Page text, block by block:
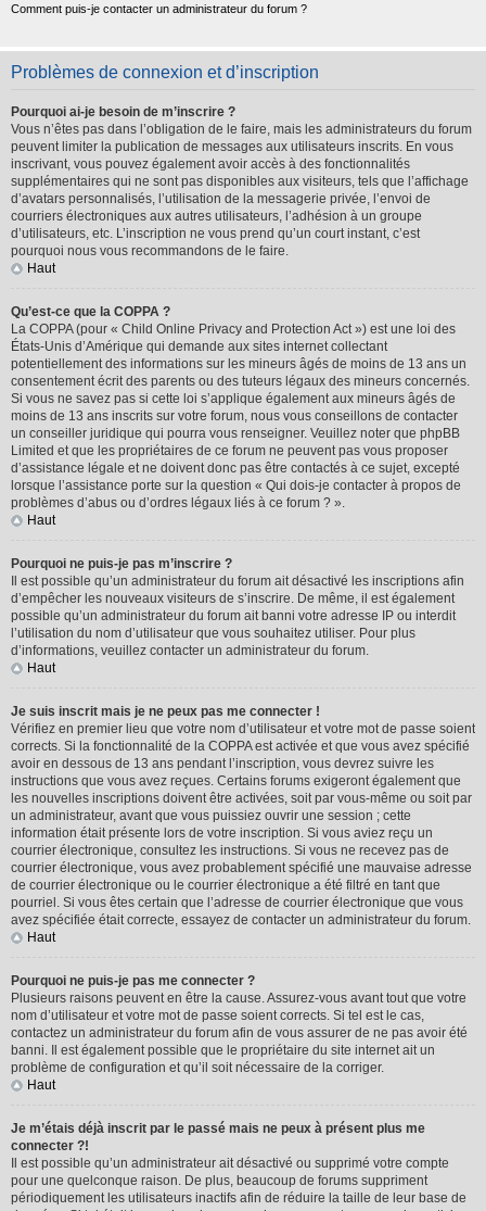
Comment puis-je contacter un administrateur du forum ?
Problèmes de connexion et d’inscription
Pourquoi ai-je besoin de m’inscrire ?
Vous n’êtes pas dans l’obligation de le faire, mais les administrateurs du forum
peuvent limiter la publication de messages aux utilisateurs inscrits. En vous
inscrivant, vous pouvez également avoir accès à des fonctionnalités
supplémentaires qui ne sont pas disponibles aux visiteurs, tels que l’affichage
d’avatars personnalisés, l’utilisation de la messagerie privée, l’envoi de
courriers électroniques aux autres utilisateurs, l’adhésion à un groupe
d’utilisateurs, etc. L’inscription ne vous prend qu’un court instant, c’est
pourquoi nous vous recommandons de le faire.
Haut
Qu’est-ce que la COPPA ?
La COPPA (pour « Child Online Privacy and Protection Act ») est une loi des
États-Unis d’Amérique qui demande aux sites internet collectant
potentiellement des informations sur les mineurs âgés de moins de 13 ans un
consentement écrit des parents ou des tuteurs légaux des mineurs concernés.
Si vous ne savez pas si cette loi s’applique également aux mineurs âgés de
moins de 13 ans inscrits sur votre forum, nous vous conseillons de contacter
un conseiller juridique qui pourra vous renseigner. Veuillez noter que phpBB
Limited et que les propriétaires de ce forum ne peuvent pas vous proposer
d’assistance légale et ne doivent donc pas être contactés à ce sujet, excepté
lorsque l’assistance porte sur la question « Qui dois-je contacter à propos de
problèmes d’abus ou d’ordres légaux liés à ce forum ? ».
Haut
Pourquoi ne puis-je pas m’inscrire ?
Il est possible qu’un administrateur du forum ait désactivé les inscriptions afin
d’empêcher les nouveaux visiteurs de s’inscrire. De même, il est également
possible qu’un administrateur du forum ait banni votre adresse IP ou interdit
l’utilisation du nom d’utilisateur que vous souhaitez utiliser. Pour plus
d’informations, veuillez contacter un administrateur du forum.
Haut
Je suis inscrit mais je ne peux pas me connecter !
Vérifiez en premier lieu que votre nom d’utilisateur et votre mot de passe soient
corrects. Si la fonctionnalité de la COPPA est activée et que vous avez spécifié
avoir en dessous de 13 ans pendant l’inscription, vous devrez suivre les
instructions que vous avez reçues. Certains forums exigeront également que
les nouvelles inscriptions doivent être activées, soit par vous-même ou soit par
un administrateur, avant que vous puissiez ouvrir une session ; cette
information était présente lors de votre inscription. Si vous aviez reçu un
courrier électronique, consultez les instructions. Si vous ne recevez pas de
courrier électronique, vous avez probablement spécifié une mauvaise adresse
de courrier électronique ou le courrier électronique a été filtré en tant que
pourriel. Si vous êtes certain que l’adresse de courrier électronique que vous
avez spécifiée était correcte, essayez de contacter un administrateur du forum.
Haut
Pourquoi ne puis-je pas me connecter ?
Plusieurs raisons peuvent en être la cause. Assurez-vous avant tout que votre
nom d’utilisateur et votre mot de passe soient corrects. Si tel est le cas,
contactez un administrateur du forum afin de vous assurer de ne pas avoir été
banni. Il est également possible que le propriétaire du site internet ait un
problème de configuration et qu’il soit nécessaire de la corriger.
Haut
Je m’étais déjà inscrit par le passé mais ne peux à présent plus me
connecter ?!
Il est possible qu’un administrateur ait désactivé ou supprimé votre compte
pour une quelconque raison. De plus, beaucoup de forums suppriment
périodiquement les utilisateurs inactifs afin de réduire la taille de leur base de